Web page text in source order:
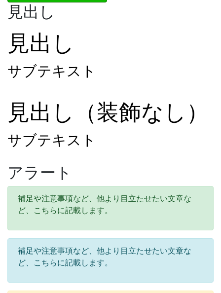
見出し
見出し
サブテキスト
見出し（装飾なし）
サブテキスト
アラート
補足や注意事項など、他より目立たせたい文章な
ど、こちらに記載します。
補足や注意事項など、他より目立たせたい文章な
ど、こちらに記載します。